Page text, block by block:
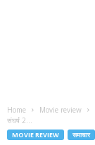
Home Movie review
संघर्ष 2...
MOVIE REVIEW समाचार